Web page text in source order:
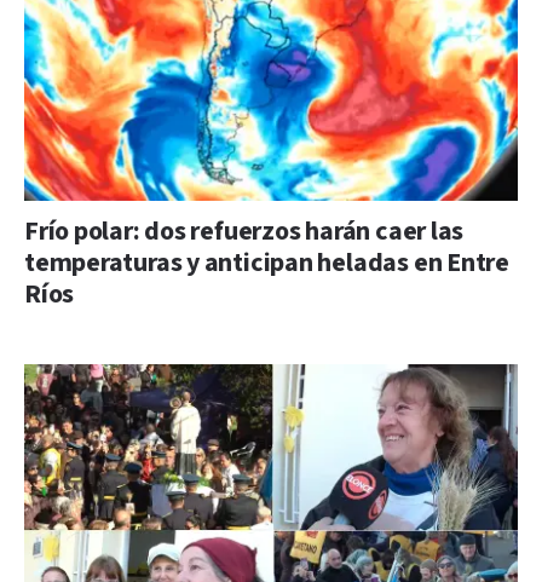
Frío polar: dos refuerzos harán caer las
temperaturas y anticipan heladas en Entre
Ríos